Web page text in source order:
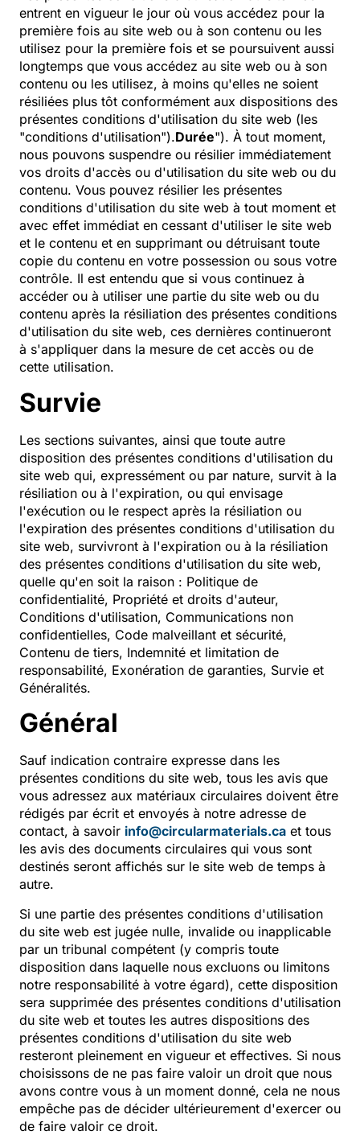
entrent en vigueur le jour où vous accédez pour la
première fois au site web ou à son contenu ou les
utilisez pour la première fois et se poursuivent aussi
longtemps que vous accédez au site web ou à son
contenu ou les utilisez, à moins qu'elles ne soient
résiliées plus tôt conformément aux dispositions des
présentes conditions d'utilisation du site web (les
"conditions d'utilisation").Durée"). À tout moment,
nous pouvons suspendre ou résilier immédiatement
vos droits d'accès ou d'utilisation du site web ou du
contenu. Vous pouvez résilier les présentes
conditions d'utilisation du site web à tout moment et
avec effet immédiat en cessant d'utiliser le site web
et le contenu et en supprimant ou détruisant toute
copie du contenu en votre possession ou sous votre
contrôle. Il est entendu que si vous continuez à
accéder ou à utiliser une partie du site web ou du
contenu après la résiliation des présentes conditions
d'utilisation du site web, ces dernières continueront
à s'appliquer dans la mesure de cet accès ou de
cette utilisation.
Survie
Les sections suivantes, ainsi que toute autre
disposition des présentes conditions d'utilisation du
site web qui, expressément ou par nature, survit à la
résiliation ou à l'expiration, ou qui envisage
l'exécution ou le respect après la résiliation ou
l'expiration des présentes conditions d'utilisation du
site web, survivront à l'expiration ou à la résiliation
des présentes conditions d'utilisation du site web,
quelle qu'en soit la raison : Politique de
confidentialité, Propriété et droits d'auteur,
Conditions d'utilisation, Communications non
confidentielles, Code malveillant et sécurité,
Contenu de tiers, Indemnité et limitation de
responsabilité, Exonération de garanties, Survie et
Généralités.
Général
Sauf indication contraire expresse dans les
présentes conditions du site web, tous les avis que
vous adressez aux matériaux circulaires doivent être
rédigés par écrit et envoyés à notre adresse de
contact, à savoir info@circularmaterials.ca et tous
les avis des documents circulaires qui vous sont
destinés seront affichés sur le site web de temps à
autre.
Si une partie des présentes conditions d'utilisation
du site web est jugée nulle, invalide ou inapplicable
par un tribunal compétent (y compris toute
disposition dans laquelle nous excluons ou limitons
notre responsabilité à votre égard), cette disposition
sera supprimée des présentes conditions d'utilisation
du site web et toutes les autres dispositions des
présentes conditions d'utilisation du site web
resteront pleinement en vigueur et effectives. Si nous
choisissons de ne pas faire valoir un droit que nous
avons contre vous à un moment donné, cela ne nous
empêche pas de décider ultérieurement d'exercer ou
de faire valoir ce droit.